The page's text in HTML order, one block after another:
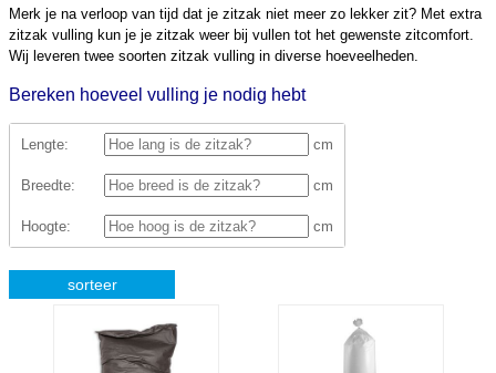
Merk je na verloop van tijd dat je zitzak niet meer zo lekker zit? Met extra
zitzak vulling kun je je zitzak weer bij vullen tot het gewenste zitcomfort.
Wij leveren twee soorten zitzak vulling in diverse hoeveelheden.
Bereken hoeveel vulling je nodig hebt
Lengte: cm
Breedte: cm
Hoogte: cm
sorteer